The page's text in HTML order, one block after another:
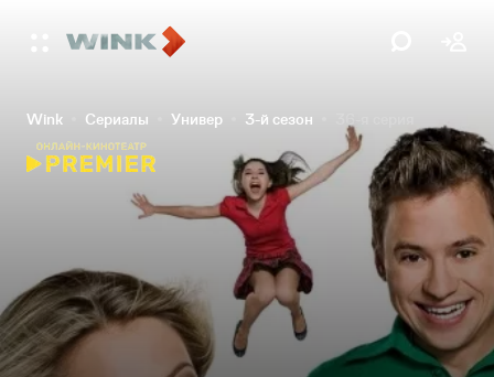
Wink Сериалы Универ 3-й сезон